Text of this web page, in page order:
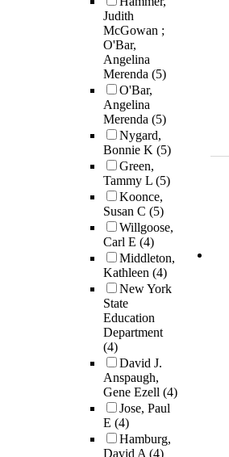
Judith
McGowan ;
O'Bar,
Angelina
Merenda (5)
O'Bar,
Angelina
Merenda (5)
Nygard,
Bonnie K (5)
Green,
Tammy L (5)
Koonce,
Susan C (5)
Willgoose,
Carl E (4)
Middleton,
Kathleen (4)
New York
State
Education
Department
(4)
David J.
Anspaugh,
Gene Ezell (4)
Jose, Paul
E (4)
Hamburg,
David A (4)